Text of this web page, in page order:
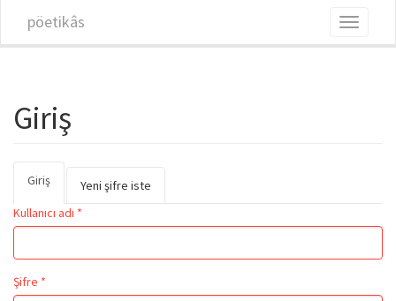
pöetikâs
Toggle
Giriş
Birincil sekmeler
Giriş
Yeni şifre iste
Kullanıcı adı *
Şifre *